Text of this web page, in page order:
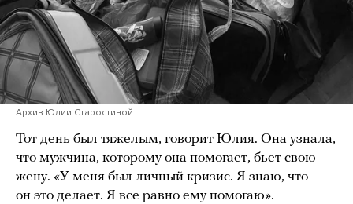
Архив Юлии Старостиной
Тот день был тяжелым, говорит Юлия. Она узнала,
что мужчина, которому она помогает, бьет свою
жену. «У меня был личный кризис. Я знаю, что
он это делает. Я все равно ему помогаю».